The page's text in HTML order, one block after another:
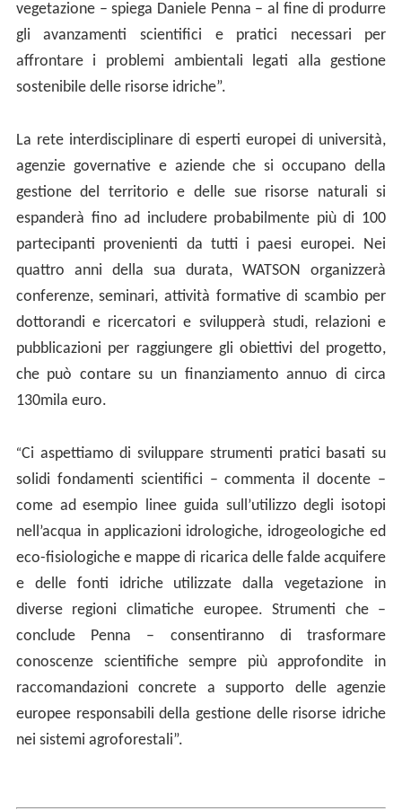
vegetazione – spiega Daniele Penna – al fine di produrre
gli avanzamenti scientifici e pratici necessari per
affrontare i problemi ambientali legati alla gestione
sostenibile delle risorse idriche”.
La rete interdisciplinare di esperti europei di università,
agenzie governative e aziende che si occupano della
gestione del territorio e delle sue risorse naturali si
espanderà fino ad includere probabilmente più di 100
partecipanti provenienti da tutti i paesi europei. Nei
quattro anni della sua durata, WATSON organizzerà
conferenze, seminari, attività formative di scambio per
dottorandi e ricercatori e svilupperà studi, relazioni e
pubblicazioni per raggiungere gli obiettivi del progetto,
che può contare su un finanziamento annuo di circa
130mila euro.
“Ci aspettiamo di sviluppare strumenti pratici basati su
solidi fondamenti scientifici – commenta il docente –
come ad esempio linee guida sull’utilizzo degli isotopi
nell’acqua in applicazioni idrologiche, idrogeologiche ed
eco-fisiologiche e mappe di ricarica delle falde acquifere
e delle fonti idriche utilizzate dalla vegetazione in
diverse regioni climatiche europee. Strumenti che –
conclude Penna – consentiranno di trasformare
conoscenze scientifiche sempre più approfondite in
raccomandazioni concrete a supporto delle agenzie
europee responsabili della gestione delle risorse idriche
nei sistemi agroforestali”.